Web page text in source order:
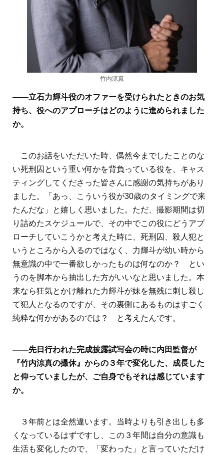
竹内涼真
――立石力輝斗役のオファーを受けられたときのお気
持ち、役へのアプローチはどのように進められました
か。
このお話をいただいた時、偶然今までしたことのな
い死刑囚という重い何かを背負っている役を、キャス
ティングしてくださった皆さんに感謝の気持ちがあり
ました。「あっ、こういう役が30歳のタイミングで来
たんだな」と嬉しく思いました。ただ、撮影期間は切
り詰めたスケジュールで、その中でこの役にどうアプ
ローチしていこうかと考えた時に、死刑囚、殺人犯と
いうところから入るのではなく、力輝斗が幼い時から
無意識の中で一番欲しかったものは何なのか？ とい
うのを脚本から抽出した方がいいなと思いました。本
来なら狂気とかけ離れた力輝斗が妹を無残に刺し殺し
て犯人となるのですが、その裏側にあるものはすごく
純粋な何かがあるのでは？ と考えたんです。
――先日行われた完成披露試写会の時に内田監督が
『竹内涼真の撮休』からの３年で変化した、成長した
と仰っていましたが、ご自身でもそれは感じています
か。
３年前とは全然違います。当時よりも引き出しも多
くなっているはずですし、この３年間は自分の意識も
生活も変化したので、「変わった」と言っていただけ